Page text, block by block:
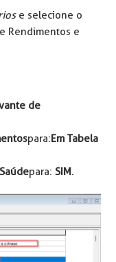
e selecione o
Rendimentos e
de
para:Em Tabela
para:SIM.